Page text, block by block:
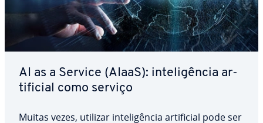
AI as a Service (AIaaS): in­te­li­gên­cia ar­
ti­fi­cial como serviço
Muitas vezes, utilizar in­te­li­gên­cia ar­ti­fi­cial pode ser